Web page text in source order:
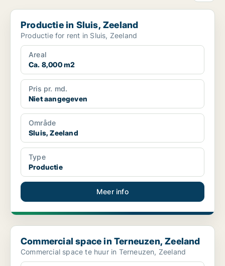
Productie in Sluis, Zeeland
Productie in Sluis, Zeeland
Productie for rent in Sluis, Zeeland
Areal
Ca. 8,000 m2
Pris pr. md.
Niet aangegeven
Område
Sluis, Zeeland
Type
Productie
Meer info
Commercial space in Terneuzen, Zeeland
Commercial space in Terneuzen, Zeeland
Commercial space te huur in Terneuzen, Zeeland